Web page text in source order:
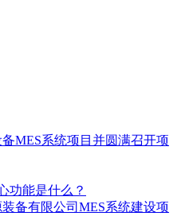
MES系统项目并圆满召开项
功能是什么？
备有限公司MES系统建设项